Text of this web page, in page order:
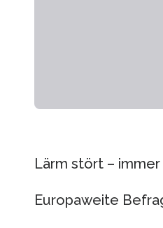
Lärm stört –
Europaweite